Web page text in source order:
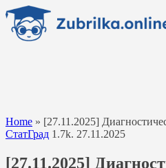
Перейти
содержанию
Home » [27.11.2025]
СтатГрад 1.7k. 27.11.2025
[27.11.2025]